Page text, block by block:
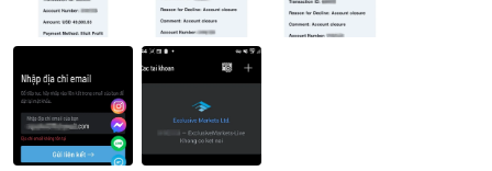
mite ako ng kahilingan sa pag-withdraw alinsunod sa tamang pa
mamaraan. Gayunpaman, nabigo ang Exclusive Markets na ipros
eso ang pagbabayad. Hindi lamang iyon, ang buong kita ko ay
binalik sa sistema ng platform, at maling inakusahan nila ako ng
paglabag sa mga tuntunin ng Likiditi. Mas seryoso pa, ang aking
trading account ay naka-lock, na pumipigil sa akin na mag-log in
upang makuha ang data ng transaksyon, kasaysayan ng kalakal
an, o kinakailangang ebidensya upang makipagtulungan sa mga
awtoridad na namamahala.